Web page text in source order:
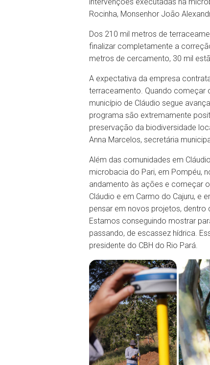
Rocinha, Monsenhor João
Dos 210 mil metros de
finalizar completamente a
metros de cercamento, 30 mil
A expectativa da empresa
terraceamento. Quando começar
município de Cláudio segue
programa são extremamente
preservação da biodiversidade
Anna Marcelos, secretária
Além das comunidades em
microbacia do Pari, em Pompéu,
andamento às ações e começar
Cláudio e em Carmo do Cajuru, e
pensar em novos projetos,
Estamos conseguindo mostrar
passando, de escassez hídrica.
presidente do CBH do Rio Pará.